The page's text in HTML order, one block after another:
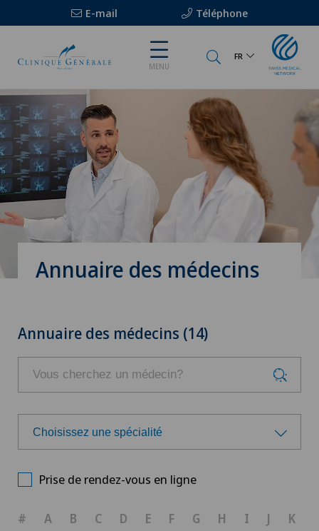
E-mail Téléphone
MENU
FR
Annuaire des médecins
Annuaire des médecins (14)
Choisissez une spécialité
Prise de rendez-vous en ligne
# A B C D E F G H I J K